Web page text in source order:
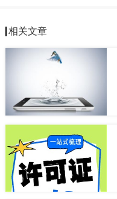
相关文章